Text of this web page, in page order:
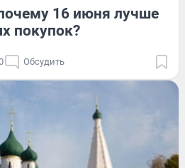
16 июня лучше
покупок?
Обсудить